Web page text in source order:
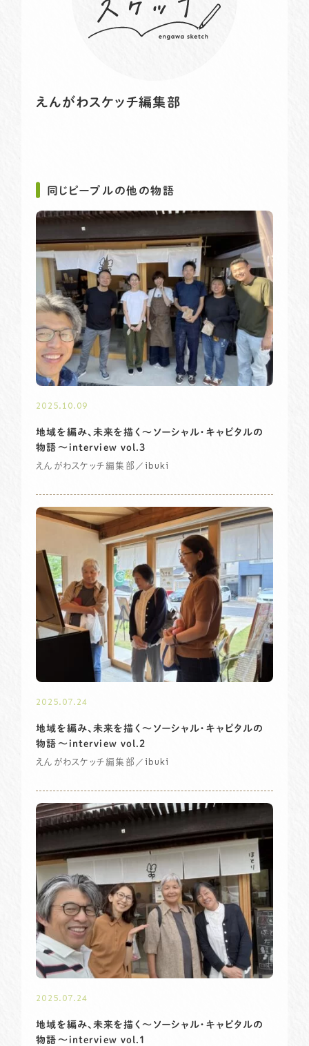
えんがわスケッチ編集部
同じピープルの他の物語
地域を編み、未来を描く～ソーシャル・キャピタルの
物語〜interview vol.3
えんがわスケッチ編集部 ／ibuki
2025.10.09
地域を編み、未来を描く～ソーシャル・キャピタルの
物語〜interview vol.2
えんがわスケッチ編集部 ／ibuki
2025.07.24
地域を編み、未来を描く～ソーシャル・キャピタルの
物語〜interview vol.1
2025.07.24